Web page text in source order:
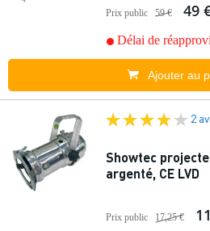
Prix public 59 € 49
Délai de
Ajouter au
2
Showtec
argenté, CE LVD
Prix public 17,25 €